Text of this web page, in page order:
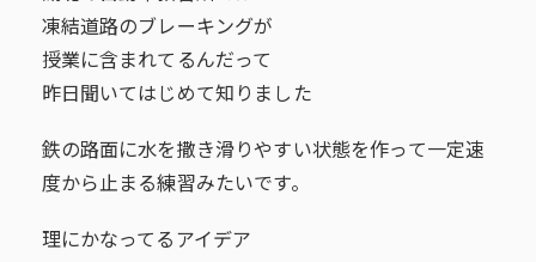
凍結道路のブレーキングが
授業に含まれてるんだって
昨日聞いてはじめて知りました
鉄の路面に水を撒き滑りやすい状態を作って一定速
度から止まる練習みたいです。
理にかなってるアイデア